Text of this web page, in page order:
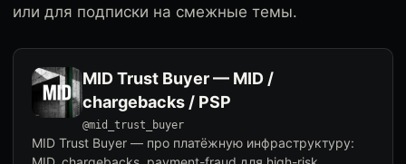
или для подписки на смежные темы.
MID Trust Buyer — MID /
chargebacks / PSP
@mid_trust_buyer
MID Trust Buyer — про платёжную инфраструктуру: